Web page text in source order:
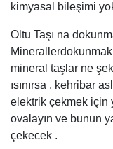
kimyasal bileşimi
Oltu Taşı na
mineral taşlar ne
ısınırsa , kehribar
elektrik çekmek için
ovalayın ve bunun
çekecek .